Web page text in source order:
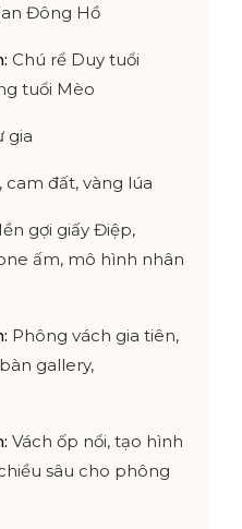
Đông Hồ
Chú rể Duy tuổi
tuổi Mèo
gia
cam đất, vàng lúa
gợi giấy Điệp,
ấm, mô hình nhân
Phông vách gia tiên,
gallery,
Vách ốp nổi, tạo hình
sâu cho phông